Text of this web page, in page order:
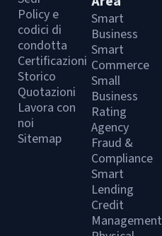
Policy e
codici di
condotta
Certificazioni
Storico
Quotazioni
Lavora con
noi
Sitemap
Smart
Business
Smart
Commerce
Small
Business
Rating
Agency
Fraud &
Compliance
Smart
Lending
Credit
Management